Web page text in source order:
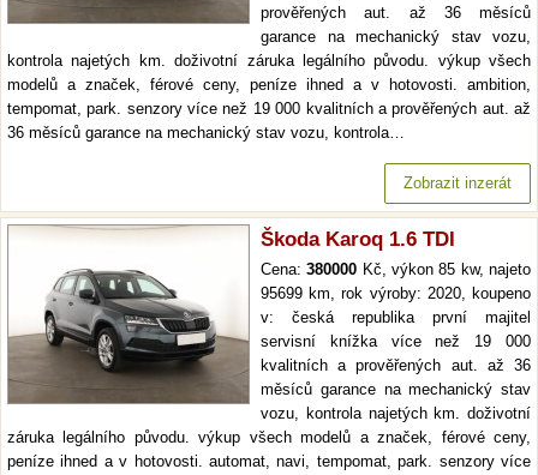
prověřených aut. až 36 měsíců
garance na mechanický stav vozu,
kontrola najetých km. doživotní záruka legálního původu. výkup všech
modelů a značek, férové ceny, peníze ihned a v hotovosti. ambition,
tempomat, park. senzory více než 19 000 kvalitních a prověřených aut. až
36 měsíců garance na mechanický stav vozu, kontrola…
Zobrazit inzerát
Škoda Karoq 1.6 TDI
Cena:380000 Kč, výkon 85 kw, najeto
95699 km, rok výroby: 2020, koupeno
v: česká republika první majitel
servisní knížka více než 19 000
kvalitních a prověřených aut. až 36
měsíců garance na mechanický stav
vozu, kontrola najetých km. doživotní
záruka legálního původu. výkup všech modelů a značek, férové ceny,
peníze ihned a v hotovosti. automat, navi, tempomat, park. senzory více